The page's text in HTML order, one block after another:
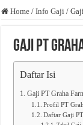
Home / Info Gaji /
Gaji PT
Daftar Isi
Gaji PT Graha
Profil PT
Daftar Gaji